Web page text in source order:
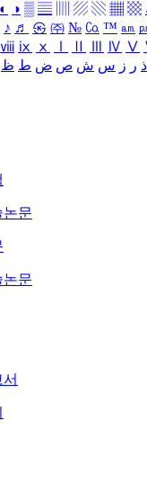
◐ ◑ ▒ ▤ ▨ ▧ ▦ ▩
♪ ♬ ㉿ ㈜ № ㏇ ™ ㏂
ⅷ ⅸ ⅹ Ⅳ Ⅴ
ذ ر ز س ش ص ض ط ظ
논문
논문